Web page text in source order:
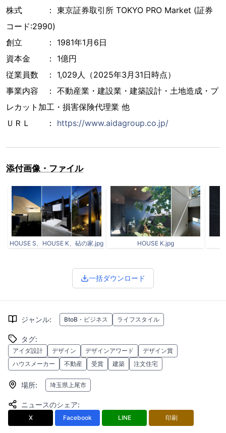
株式 ： 東京証券取引所 TOKYO PRO Market (証券
コード:2990)
創立 ： 1981年1月6日
資本金 ： 1億円
従業員数 ： 1,029人（2025年3月31日時点）
事業内容 ： 不動産業・建設業・建築設計・土地造成・プ
レカット加工・損害保険代理業 他
ＵＲＬ ： https://www.aidagroup.co.jp/
添付画像・ファイル
HOUSE S、HOUSE K、砧の家.jpg HOUSE K.jpg
一括ダウンロード
ジャンル: BtoB・ビジネス ライフスタイル
タグ:
アイダ設計 デザイン デザインアワード
デザイン賞
ハウスメーカー
不動産 受賞 建築 注文住宅
場所: 埼玉県上尾市
ニュースのシェア:
X Facebook LINE 印刷